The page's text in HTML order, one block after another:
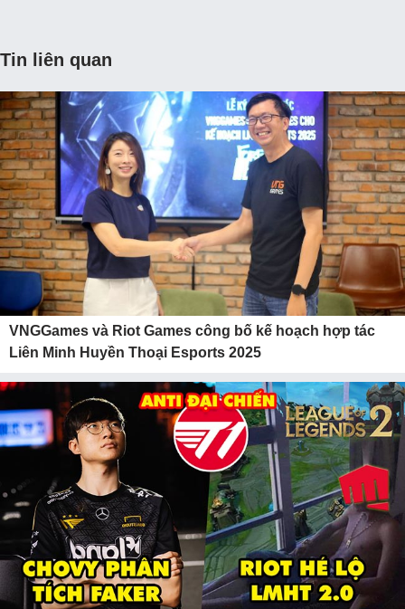
Tin liên quan
VNGGames và Riot Games công bố kế hoạch hợp tác
Liên Minh Huyền Thoại Esports 2025